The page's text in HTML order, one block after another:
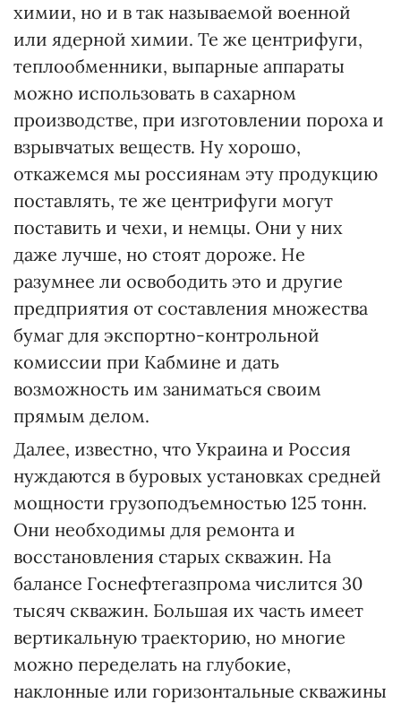
химии, но и в так называемой военной
или ядерной химии. Те же центрифуги,
теплообменники, выпарные аппараты
можно использовать в сахарном
производстве, при изготовлении пороха и
взрывчатых веществ. Ну хорошо,
откажемся мы россиянам эту продукцию
поставлять, те же центрифуги могут
поставить и чехи, и немцы. Они у них
даже лучше, но стоят дороже. Не
разумнее ли освободить это и другие
предприятия от составления множества
бумаг для экспортно-контрольной
комиссии при Кабмине и дать
возможность им заниматься своим
прямым делом.
Далее, известно, что Украина и Россия
нуждаются в буровых установках средней
мощности грузоподъемностью 125 тонн.
Они необходимы для ремонта и
восстановления старых скважин. На
балансе Госнефтегазпрома числится 30
тысяч скважин. Большая их часть имеет
вертикальную траекторию, но многие
можно переделать на глубокие,
наклонные или горизонтальные скважины